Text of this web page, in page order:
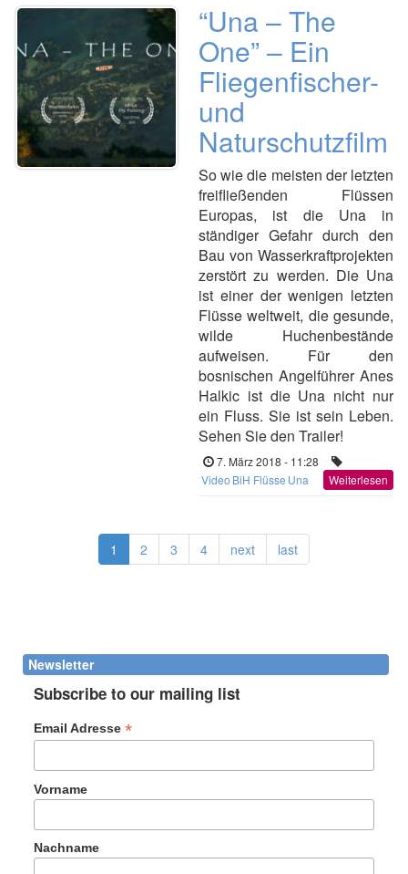
“Una – The
One” – Ein
Fliegenfischer-
und
Naturschutzfilm
So wie die meisten der letzten
freifließenden Flüssen
Europas, ist die Una in
ständiger Gefahr durch den
Bau von Wasserkraftprojekten
zerstört zu werden. Die Una
ist einer der wenigen letzten
Flüsse weltweit, die gesunde,
wilde Huchenbestände
aufweisen. Für den
bosnischen Angelführer Anes
Halkic ist die Una nicht nur
ein Fluss. Sie ist sein Leben.
Sehen Sie den Trailer!
7. März 2018 - 11:28
Video BiH Flüsse Una Weiterlesen
1 2 3 4 next last
Newsletter
Subscribe to our mailing list
Email Adresse*
Vorname
Nachname